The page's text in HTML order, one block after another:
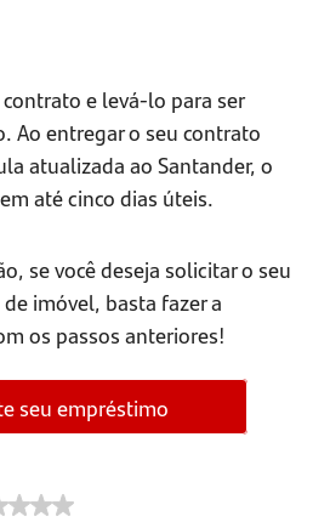
e levá-lo para ser
Ao entregar o seu contrato
atualizada ao Santander, o
até cinco dias úteis.
se você deseja solicitar o seu
imóvel, basta fazer a
os passos anteriores!
seu empréstimo